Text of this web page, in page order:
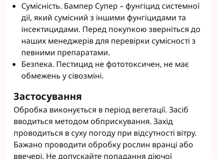
Сумісність. Бампер Супер – фунгіцид системної
дії, який сумісний з іншими фунгіцидами та
інсектицидами. Перед покупкою зверніться до
наших менеджерів для перевірки сумісності з
певними препаратами.
Безпека. Пестицид не фототоксичен, не має
обмежень у сівозміні.
Застосування
Обробка виконується в період вегетації. Засіб
вводиться методом обприскування. Захід
проводиться в суху погоду при відсутності вітру.
Бажано проводити обробку рослин вранці або
ввечері. Не допускайте попадання діючої